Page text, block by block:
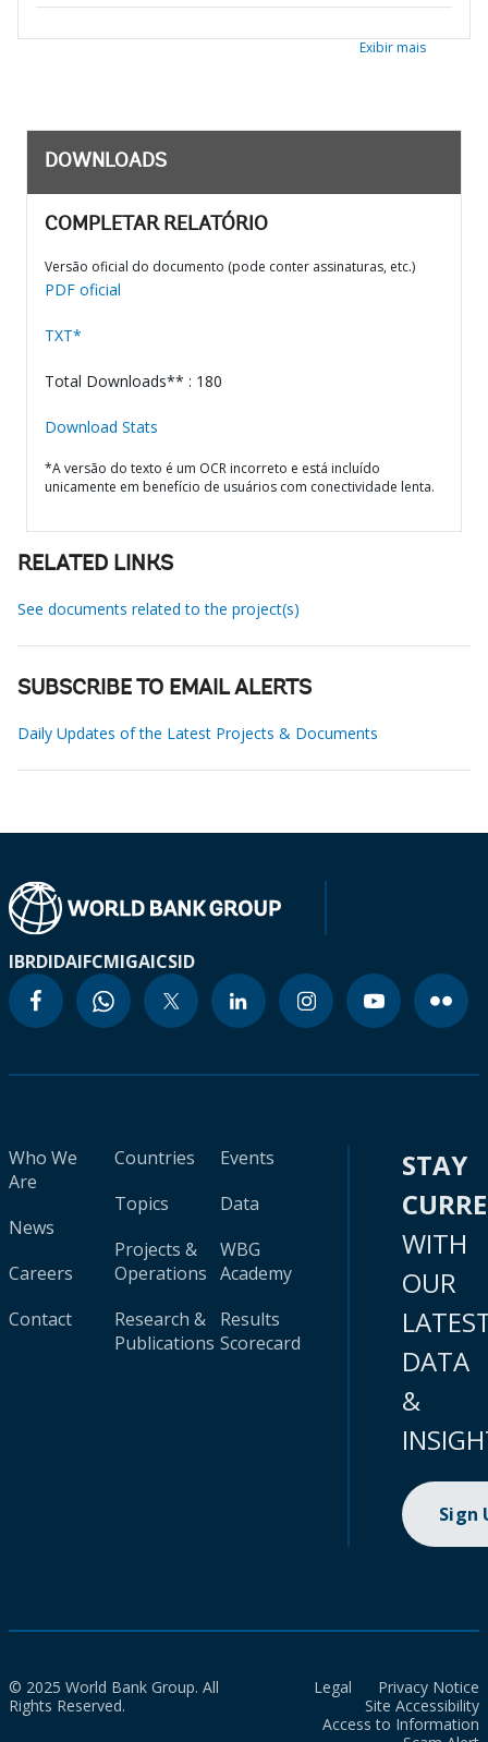
Exibir mais
DOWNLOADS
COMPLETAR RELATÓRIO
Versão oficial do documento (pode conter assinaturas, etc.)
PDF oficial
TXT*
Total Downloads** : 180
Download Stats
*A versão do texto é um OCR incorreto e está incluído
unicamente em benefício de usuários com conectividade lenta.
RELATED LINKS
See documents related to the project(s)
SUBSCRIBE TO EMAIL ALERTS
Daily Updates of the Latest Projects & Documents
IBRDIDAIFCMIGAICSID
Who We
Are
News
Careers
Contact
Countries
Topics
Projects &
Operations
Research &
Publications
Events
Data
WBG
Academy
Results
Scorecard
STAY
WITH
OUR
DATA
&
Sign
© 2025 World Bank Group. All
Rights Reserved.
Legal
Privacy Notice
Site Accessibility
Access to Information